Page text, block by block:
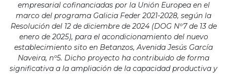
empresarial cofinanciadas por la Unión Europea en el
marco del programa Galicia Feder 2021-2028, según la
Resolución del 12 de diciembre de 2024 (DOG Nº7 de 13 de
enero de 2025), para el acondicionamiento del nuevo
establecimiento sito en Betanzos, Avenida Jesús García
Naveira, nº5. Dicho proyecto ha contribuido de forma
significativa a la ampliación de la capacidad productiva y